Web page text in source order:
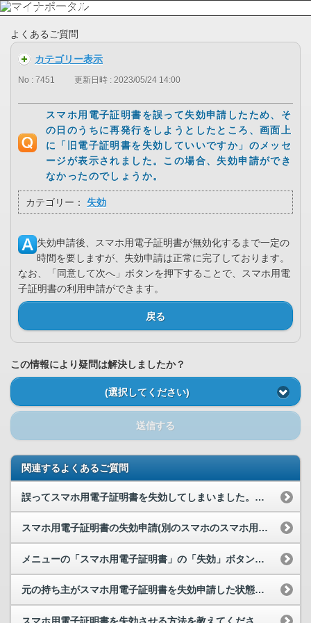
よくあるご質問
カテゴリー表示
No : 7451 更新日時 : 2023/05/24 14:00
スマホ用電子証明書を誤って失効申請したため、そ
の日のうちに再発行をしようとしたところ、画面上
に「旧電子証明書を失効していいですか」のメッセ
ージが表示されました。この場合、失効申請ができ
なかったのでしょうか。
カテゴリー： 失効
失効申請後、スマホ用電子証明書が無効化するまで一定の
時間を要しますが、失効申請は正常に完了しております。
なお、「同意して次へ」ボタンを押下することで、スマホ用電
子証明書の利用申請ができます。
戻る
この情報により疑問は解決しましたか？
(選択してください)
送信する
関連するよくあるご質問
誤ってスマホ用電子証明書を失効してしまいました。スマホ用電子証明書を登録し直すことは可能ですか。
スマホ用電子証明書の失効申請(別のスマホのスマホ用電子証明書の失効申請も含む)した直後に、メニ...
メニューの「スマホ用電子証明書」の「失効」ボタン押下直後の処理中ダイアログ表示中に、「システム...
元の持ち主がスマホ用電子証明書を失効申請した状態のスマートフォンを譲り受けて、失効申請した当日...